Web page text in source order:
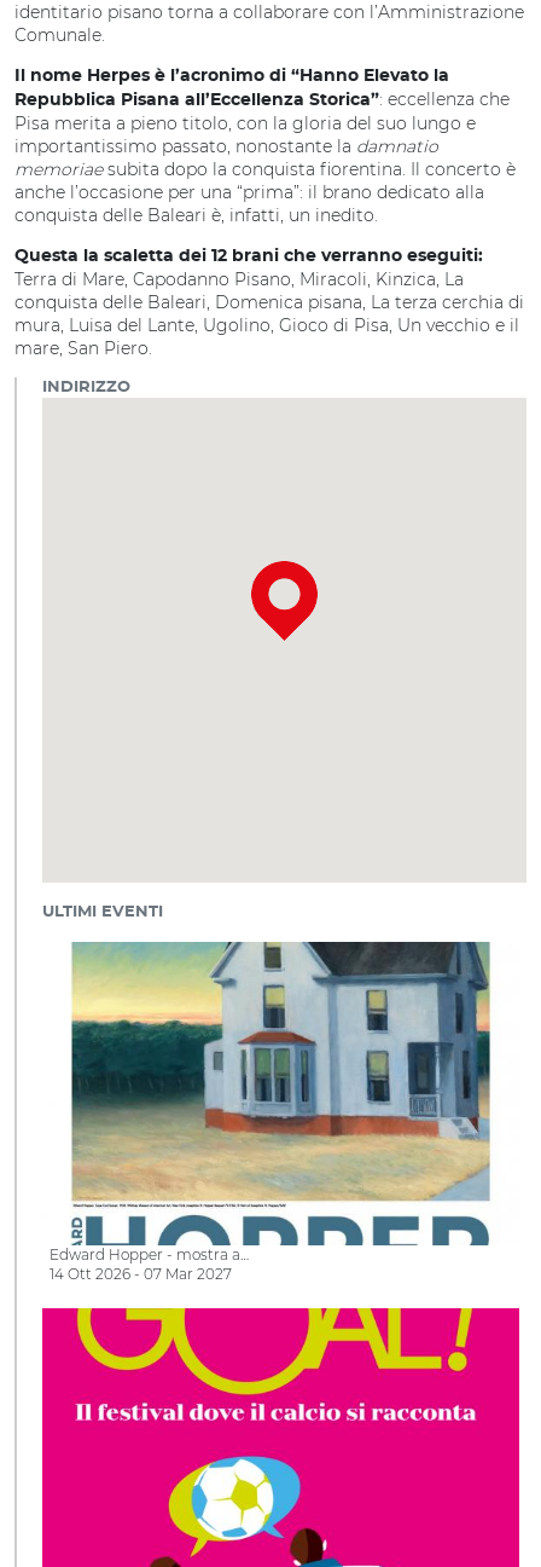
identitario pisano torna a collaborare con l’Amministrazione
Comunale.
Il nome Herpes è l’acronimo di “Hanno Elevato la
Repubblica Pisana all’Eccellenza Storica”: eccellenza che
Pisa merita a pieno titolo, con la gloria del suo lungo e
importantissimo passato, nonostante la damnatio
memoriaesubita dopo la conquista fiorentina. Il concerto è
anche l’occasione per una “prima”: il brano dedicato alla
conquista delle Baleari è, infatti, un inedito.
Questa la scaletta dei 12 brani che verranno eseguiti:
Terra di Mare, Capodanno Pisano, Miracoli, Kinzica, La
conquista delle Baleari, Domenica pisana, La terza cerchia di
mura, Luisa del Lante, Ugolino, Gioco di Pisa, Un vecchio e il
mare, San Piero.
INDIRIZZO
ULTIMI EVENTI
Edward Hopper - mostra a…
14 Ott 2026 - 07 Mar 2027